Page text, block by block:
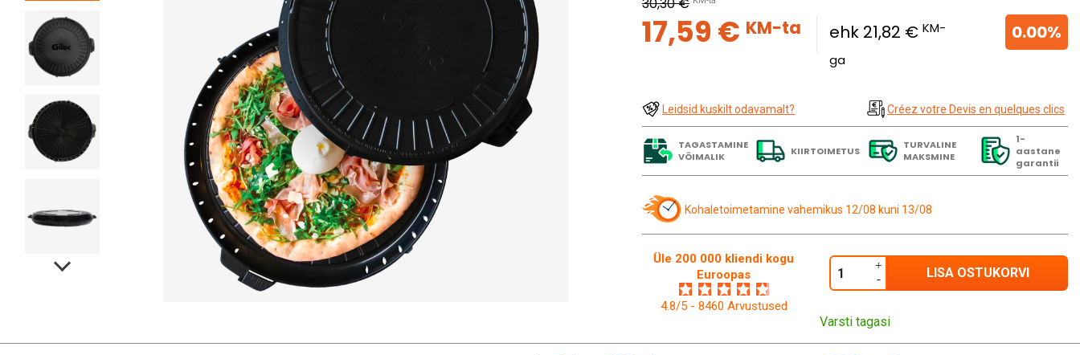
17,59 € KM-ta ehk 21,82 €KM-
ga
0.00%
Leidsid kuskilt odavamalt? Créez votre Devis en quelques clics
TAGASTAMINE
VÕIMALIK
KIIRTOIMETUS
TURVALINE
MAKSMINE
1-
aastane
garantii
Kohaletoimetamine vahemikus 12/08 kuni 13/08
Üle 200 000 kliendi kogu
Euroopas
4.8/5 - 8460 Arvustused
LISA OSTUKORVI
Varsti tagasi